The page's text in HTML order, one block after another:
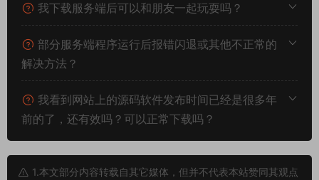
我下载服务端后可以和朋友一起玩耍吗？
部分服务端程序运行后报错闪退或其他不正常的
解决方法？
我看到网站上的源码软件发布时间已经是很多年
前的了，还有效吗？可以正常下载吗？
1.本文部分内容转载自其它媒体，但并不代表本站赞同其观点